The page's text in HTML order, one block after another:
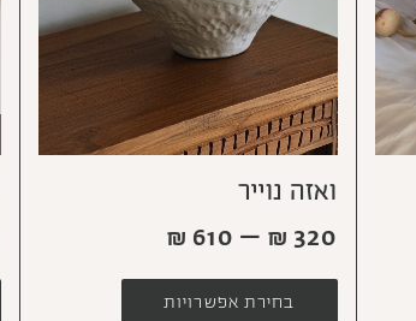
ואזה נוייר
₪ 320
–
₪ 610
בחירת אפשרויות